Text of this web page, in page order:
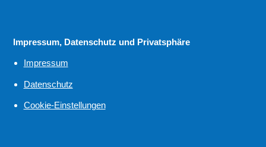
Impressum, Datenschutz und Privatsphäre
Impressum
Datenschutz
Cookie-Einstellungen